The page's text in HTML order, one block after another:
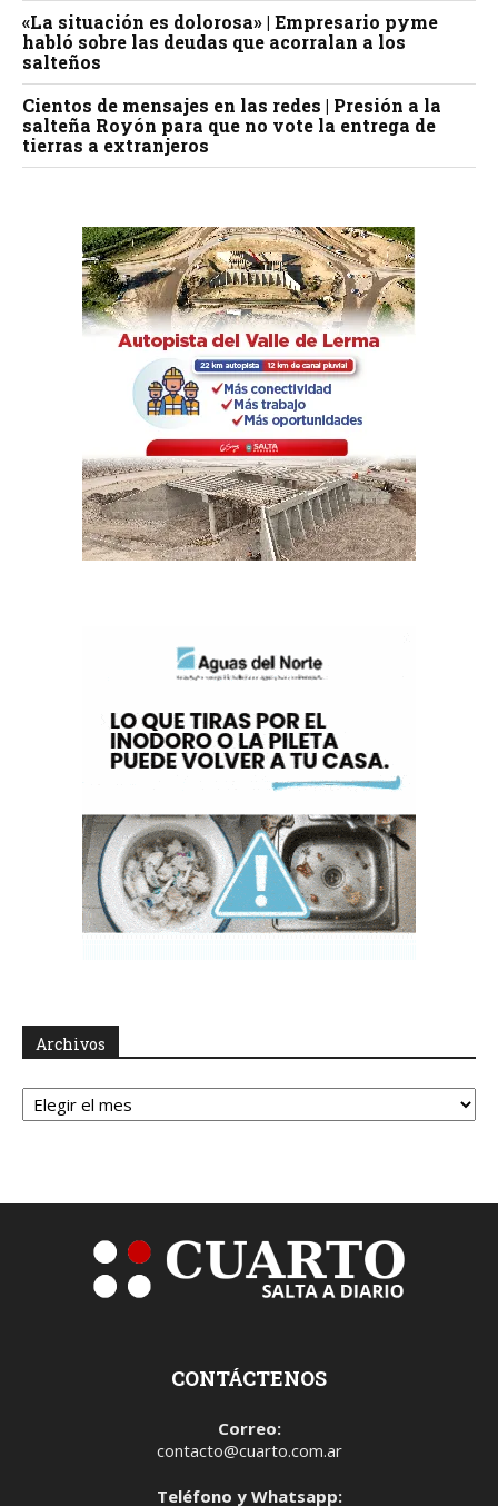
«La situación es dolorosa» | Empresario pyme
habló sobre las deudas que acorralan a los
salteños
Cientos de mensajes en las redes | Presión a la
salteña Royón para que no vote la entrega de
tierras a extranjeros
Archivos
Archivos
CONTÁCTENOS
Correo:
contacto@cuarto.com.ar
Teléfono y Whatsapp: